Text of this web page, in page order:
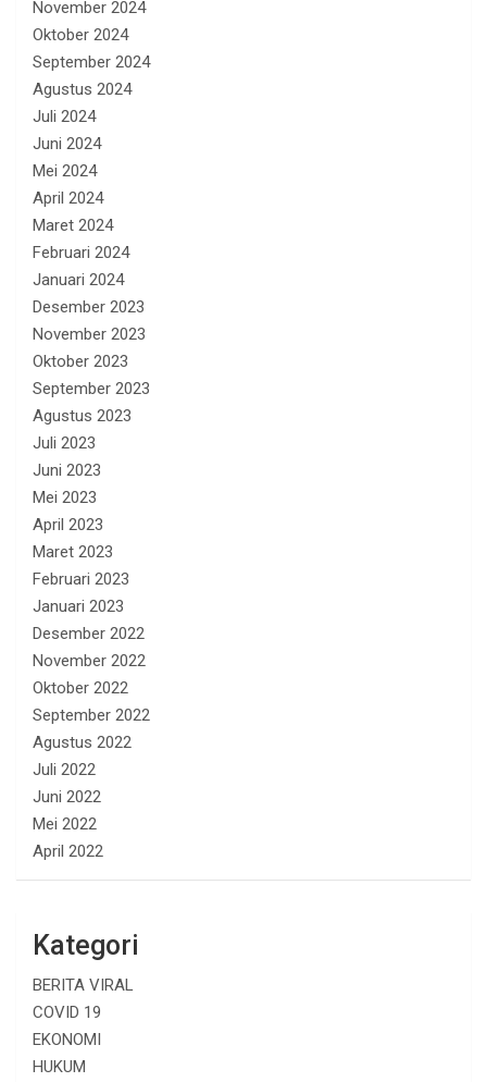
November 2024
Oktober 2024
September 2024
Agustus 2024
Juli 2024
Juni 2024
Mei 2024
April 2024
Maret 2024
Februari 2024
Januari 2024
Desember 2023
November 2023
Oktober 2023
September 2023
Agustus 2023
Juli 2023
Juni 2023
Mei 2023
April 2023
Maret 2023
Februari 2023
Januari 2023
Desember 2022
November 2022
Oktober 2022
September 2022
Agustus 2022
Juli 2022
Juni 2022
Mei 2022
April 2022
Kategori
BERITA VIRAL
COVID 19
EKONOMI
HUKUM